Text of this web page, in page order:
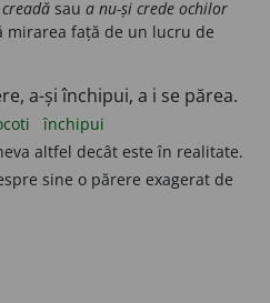
saua nu-și crede ochilor
mirarea față de un lucru de
a-și închipui, a i se părea.
închipui
altfel decât este în realitate.
sine o părere exagerat de